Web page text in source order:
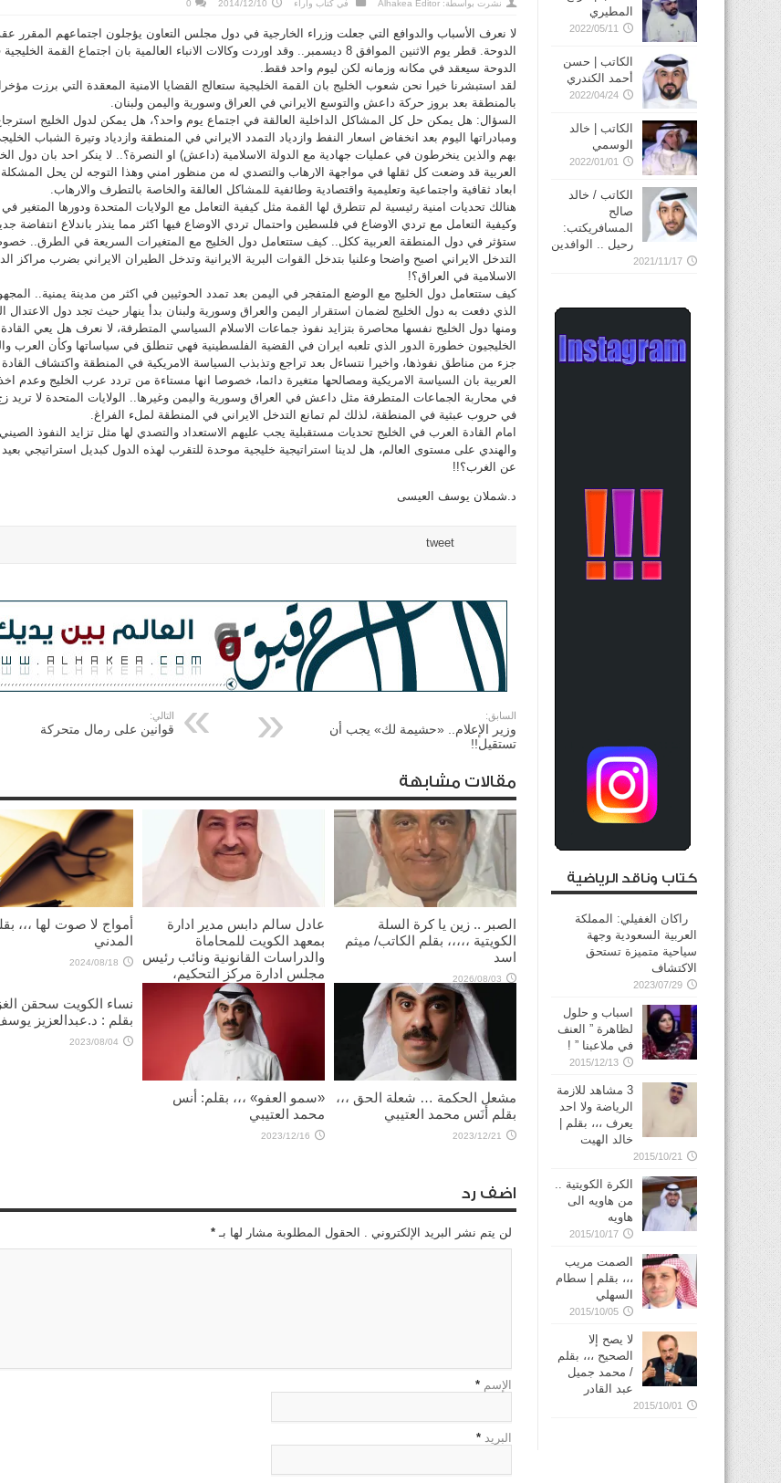
نشرت بواسطة: Alhakea Editor في كتاب وآراء 2014/12/10
0
لا نعرف الأسباب والدوافع التي جعلت وزراء الخارجية في دول مجلس التعاون يؤجلون اجتماعهم المقرر
الدوحة. قطر يوم الاثنين الموافق 8 ديسمبر.. وقد اوردت وكالات الانباء العالمية بان اجتماع القمة
الدوحة سيعقد في مكانه وزمانه لكن ليوم واحد فقط.
لقد استبشرنا خيرا نحن شعوب الخليج بان القمة الخليجية ستعالج القضايا الامنية المعقدة التي برزت مؤخرا
بالمنطقة بعد بروز حركة داعش والتوسع الايراني في العراق وسورية واليمن ولبنان.
السؤال: هل يمكن حل كل المشاكل الداخلية العالقة في اجتماع يوم واحد؟، هل يمكن لدول الخليج
ومبادراتها اليوم بعد انخفاض اسعار النفط وازدياد التمدد الايراني في المنطقة وازدياد وتيرة الشباب
بهم والذين ينخرطون في عمليات جهادية مع الدولة الاسلامية (داعش) او النصرة؟.. لا ينكر احد بان دول
العربية قد وضعت كل ثقلها في مواجهة الارهاب والتصدي له من منظور امني وهذا التوجه لن يحل المشكلة
ابعاد ثقافية واجتماعية وتعليمية واقتصادية وطائفية للمشاكل العالقة والخاصة بالتطرف والارهاب.
هنالك تحديات امنية رئيسية لم تتطرق لها القمة مثل كيفية التعامل مع الولايات المتحدة ودورها المتغير
وكيفية التعامل مع تردي الاوضاع في فلسطين واحتمال تردي الاوضاع فيها اكثر مما ينذر باندلاع انتفاضة
ستؤثر في دول المنطقة العربية ككل.. كيف ستتعامل دول الخليج مع المتغيرات السريعة في الطرق..
التدخل الايراني اصبح واضحا وعلنيا بتدخل القوات البرية الايرانية وتدخل الطيران الايراني بضرب مراكز
الاسلامية في العراق؟!
كيف ستتعامل دول الخليج مع الوضع المتفجر في اليمن بعد تمدد الحوثيين في اكثر من مدينة يمنية..
الذي دفعت به دول الخليج لضمان استقرار اليمن والعراق وسورية ولبنان بدأ ينهار حيث تجد دول الاعتدال
ومنها دول الخليج نفسها محاصرة بتزايد نفوذ جماعات الاسلام السياسي المتطرفة، لا نعرف هل يعي القادة
الخليجيون خطورة الدور الذي تلعبه ايران في القضية الفلسطينية فهي تنطلق في سياساتها وكأن العرب
جزء من مناطق نفوذها، واخيرا نتساءل بعد تراجع وتذبذب السياسة الامريكية في المنطقة واكتشاف
العربية بان السياسة الامريكية ومصالحها متغيرة دائما، خصوصا انها مستاءة من تردد عرب الخليج وعدم اخذ
في محاربة الجماعات المتطرفة مثل داعش في العراق وسورية واليمن وغيرها.. الولايات المتحدة لا تريد
في حروب عبثية في المنطقة، لذلك لم تمانع التدخل الايراني في المنطقة لملء الفراغ.
امام القادة العرب في الخليج تحديات مستقبلية يجب عليهم الاستعداد والتصدي لها مثل تزايد النفوذ
والهندي على مستوى العالم، هل لدينا استراتيجية خليجية موحدة للتقرب لهذه الدول كبديل استراتيجي
عن الغرب؟!!
د.شملان يوسف العيسى
tweet
السابق:
وزير الإعلام.. «حشيمة لك» يجب أن
تستقيل!!
التالي:
قوانين على رمال متحركة
مقالات مشابهة
الصبر .. زين يا كرة السلة
الكويتية ،،،،، بقلم الكاتب/ ميثم
اسد
2026/08/03
عادل سالم دابس مدير ادارة
بمعهد الكويت للمحاماة
والدراسات القانونية ونائب رئيس
مجلس ادارة مركز التحكيم،
يكتب: تفعيل قانون الوساطة في
المنازعات ضرورة لتعزيز العدالة
وتطوير العمل القانوني في
2025/09/18
أمواج لا صوت لها ،،،
المدني
2024/08/18
مشعل الحكمة … شعلة الحق ،،،
بقلم أنَس محمد العتيبي
2023/12/21
«سمو العفو» ،،، بقلم: أنس
محمد العتيبي
2023/12/16
نساء الكويت سحقن
بقلم : د.عبدالعزيز
2023/08/04
اضف رد
لن يتم نشر البريد الإلكتروني . الحقول المطلوبة مشار لها بـ *
الإسم *
البريد *
المطيري
2022/05/11
الكاتب | حسن
أحمد الكندري
2022/04/24
الكاتب | خالد
الوسمي
2022/01/01
الكاتب / خالد
صالح
المسافريكتب:
رحيل .. الوافدين
2021/11/17
كتاب وناقد الرياضية
راكان الغفيلي: المملكة
العربية السعودية وجهة
سياحية متميزة تستحق
الاكتشاف
2023/07/29
اسباب و حلول
لظاهرة ” العنف
في ملاعبنا ” !
2015/12/13
3 مشاهد للازمة
الرياضة ولا احد
يعرف ،،، بقلم |
خالد الهيت
2015/10/21
الكرة الكويتية ..
من هاويه الى
هاويه
2015/10/17
الصمت مريب
،،، بقلم | سطام
السهلي
2015/10/05
لا يصح إلا
الصحيح ،،، بقلم
/ محمد جميل
عبد القادر
2015/10/01